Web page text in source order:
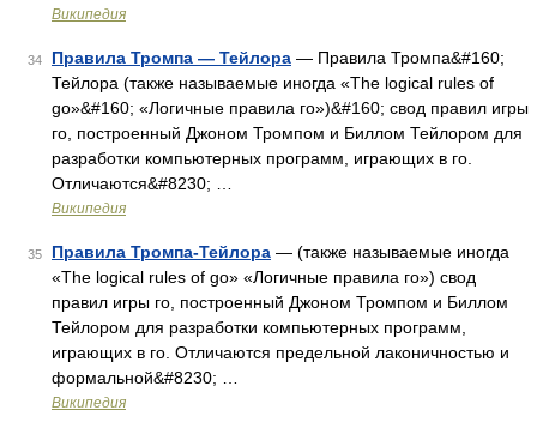
Википедия
34 Правила Тромпа — Тейлора — Правила Тромпа&#160;
Тейлора (также называемые иногда «The logical rules of
go»&#160; «Логичные правила го»)&#160; свод правил игры
го, построенный Джоном Тромпом и Биллом Тейлором для
разработки компьютерных программ, играющих в го.
Отличаются&#8230; …
Википедия
35 Правила Тромпа-Тейлора — (также называемые иногда
«The logical rules of go» «Логичные правила го») свод
правил игры го, построенный Джоном Тромпом и Биллом
Тейлором для разработки компьютерных программ,
играющих в го. Отличаются предельной лаконичностью и
формальной&#8230; …
Википедия